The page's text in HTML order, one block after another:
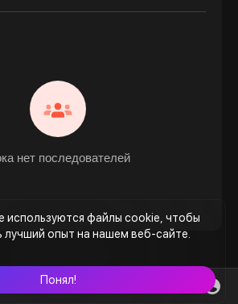
используются файлы cookie, чтобы
лучший опыт на нашем веб-сайте.
Понял!
нет последователей